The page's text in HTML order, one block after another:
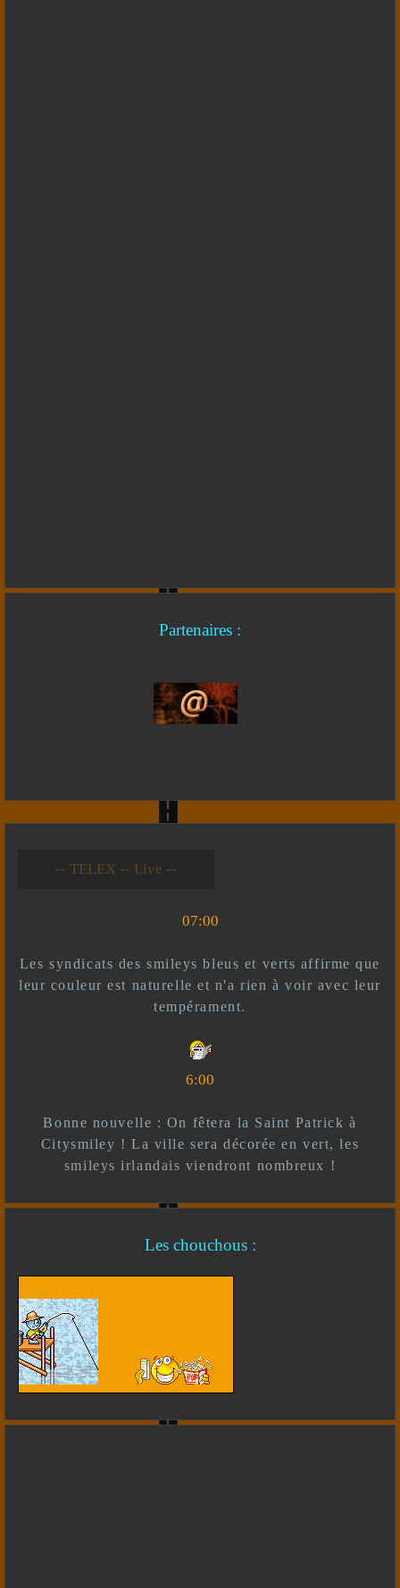
Partenaires :
-- Live --- TELEX --
-- *)^^(* --
07:00
Les syndicats des smileys bleus et verts affirme que
leur couleur est naturelle et n'a rien à voir avec leur
tempérament.
6:00
Bonne nouvelle : On fêtera la Saint Patrick à
Citysmiley ! La ville sera décorée en vert, les
smileys irlandais viendront nombreux !
Les chouchous :